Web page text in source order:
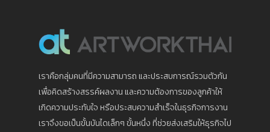
เราคือกลุ่มคนที่มีความสามารถ และประสบการณ์รวมตัวกัน
เพื่อคิดสร้างสรรค์ผลงาน และความต้องการของลูกค้าให้
เกิดความประทับใจ หรือประสบความสำเร็จในธุรกิจการงาน
เราจึงขอเป็นขั้นบันไดเล็กๆ ขั้นหนึ่ง ที่ช่วยส่งเสริมให้ธุรกิจไป